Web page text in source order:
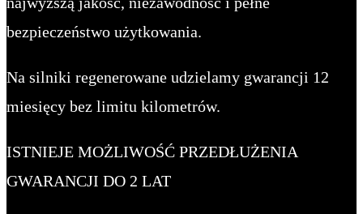
bezpieczeństwo użytkowania.
Na silniki regenerowane udzielamy gwarancji 12
miesięcy bez limitu kilometrów.
ISTNIEJE MOŻLIWOŚĆ PRZEDŁUŻENIA
GWARANCJI DO 2 LAT